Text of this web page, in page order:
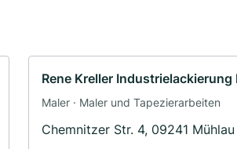
Rene Kreller Industrielackierung
Maler · Maler und Tapezierarbeiten
Chemnitzer Str. 4, 09241 Mühlau